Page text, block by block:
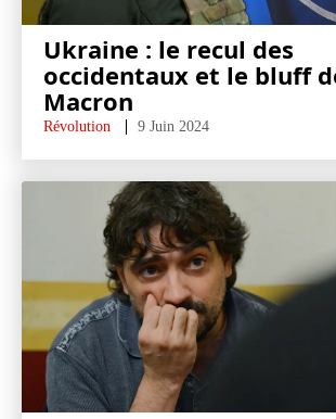
Ukraine : le recul des
occidentaux et le bluff
Macron
Révolution 9 Juin 2024